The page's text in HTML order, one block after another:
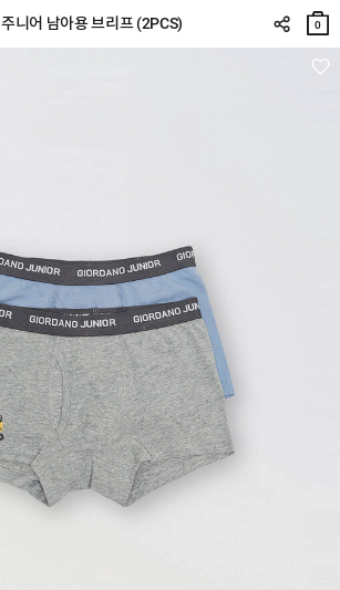
주니어 남아용 브리프 (2PCS)
장바
구니
0